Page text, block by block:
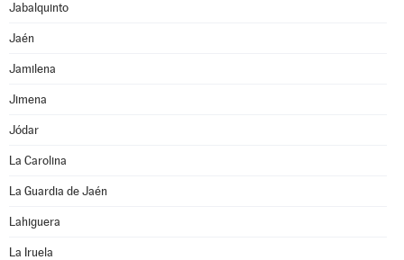
Jabalquinto
Jaén
Jamilena
Jimena
Jódar
La Carolina
La Guardia de Jaén
Lahiguera
La Iruela